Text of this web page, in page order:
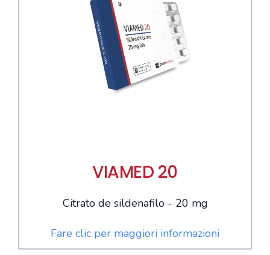
VIAMED 20
Citrato de sildenafilo - 20 mg
Fare clic per maggiori informazioni